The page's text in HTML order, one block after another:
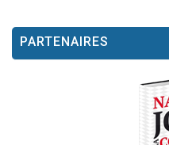
PARTENAIRES